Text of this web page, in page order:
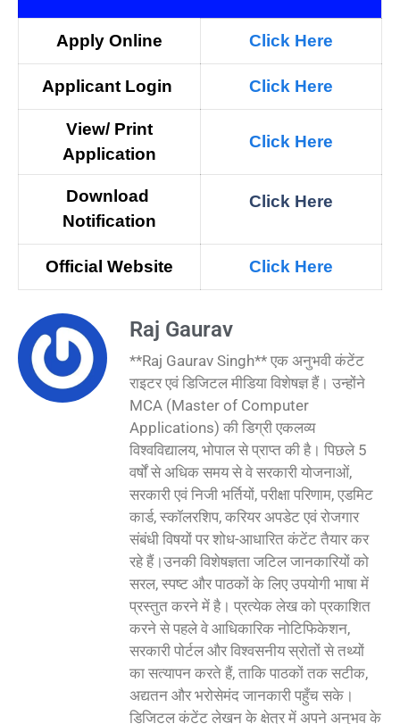
Apply Online Click Here
Applicant Login Click Here
View/ Print
Application
Click Here
Download
Notification
Click Here
Official Website Click Here
Raj Gaurav
**Raj Gaurav Singh** एक अनुभवी कंटेंट
राइटर एवं डिजिटल मीडिया विशेषज्ञ हैं। उन्होंने
MCA (Master of Computer
Applications) की डिग्री एकलव्य
विश्वविद्यालय, भोपाल से प्राप्त की है। पिछले 5
वर्षों से अधिक समय से वे सरकारी योजनाओं,
सरकारी एवं निजी भर्तियों, परीक्षा परिणाम, एडमिट
कार्ड, स्कॉलरशिप, करियर अपडेट एवं रोजगार
संबंधी विषयों पर शोध-आधारित कंटेंट तैयार कर
रहे हैं।उनकी विशेषज्ञता जटिल जानकारियों को
सरल, स्पष्ट और पाठकों के लिए उपयोगी भाषा में
प्रस्तुत करने में है। प्रत्येक लेख को प्रकाशित
करने से पहले वे आधिकारिक नोटिफिकेशन,
सरकारी पोर्टल और विश्वसनीय स्रोतों से तथ्यों
का सत्यापन करते हैं, ताकि पाठकों तक सटीक,
अद्यतन और भरोसेमंद जानकारी पहुँच सके।
डिजिटल कंटेंट लेखन के क्षेत्र में अपने अनुभव के